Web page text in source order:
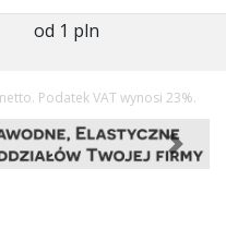
od 1 pln
Podatek VAT wynosi 23%.
Next